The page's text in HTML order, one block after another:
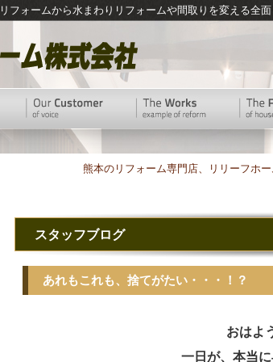
フォームから水まわりリフォームや間取りを変える全
熊本のリフォーム専門店、リリーフホー
スタッフブログ
あれもこれも、捨てがたい・・・！？
おはよ
一日が、本当に